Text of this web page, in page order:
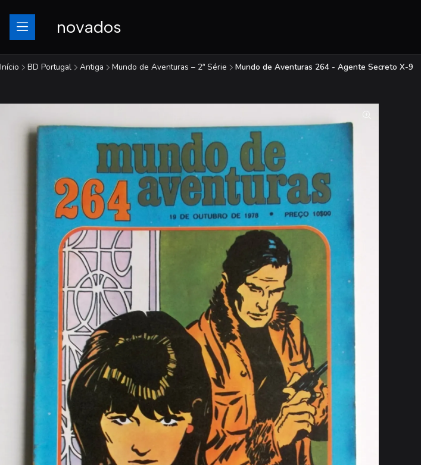
novados
Início BD Portugal Antiga Mundo de Aventuras – 2ª Série Mundo de Aventuras 264 - Agente Secreto X-9